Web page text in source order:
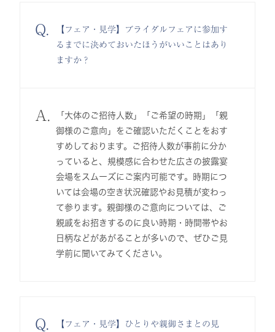
Q.
【フェア・見学】ブライダルフェアに参加す
るまでに決めておいたほうがいいことはあり
ますか？
A.
「大体のご招待人数」「ご希望の時期」「親
御様のご意向」をご確認いただくことをおす
すめしております。ご招待人数が事前に分か
っていると、規模感に合わせた広さの披露宴
会場をスムーズにご案内可能です。時期につ
いては会場の空き状況確認やお見積が変わっ
て参ります。親御様のご意向については、ご
親戚をお招きするのに良い時期・時間帯やお
日柄などがあがることが多いので、ぜひご見
学前に聞いてみてください。
Q.
【フェア・見学】ひとりや親御さまとの見